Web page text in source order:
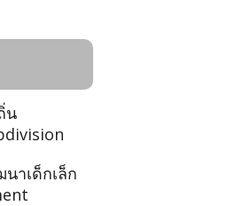
น
าเด็กเล็ก